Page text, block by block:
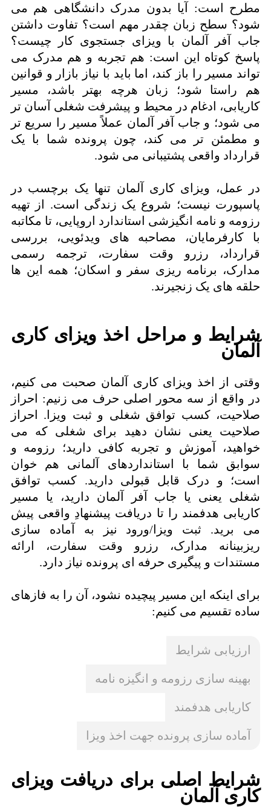
مطرح است: آیا بدون مدرک دانشگاهی هم می
شود؟ سطح زبان چقدر مهم است؟ تفاوت داشتن
جاب آفر آلمان با ویزای جستجوی کار چیست؟
پاسخ کوتاه این است: هم تجربه و هم مدرک می
تواند مسیر را باز کند، اما باید با نیاز بازار و قوانین
هم راستا شود؛ زبان هرچه بهتر باشد، مسیر
کاریابی، ادغام در محیط و پیشرفت شغلی آسان تر
می شود؛ و جاب آفر آلمان عملاً مسیر را سریع تر
و مطمئن تر می کند، چون پرونده شما با یک
قرارداد واقعی پشتیبانی می شود.
در عمل، ویزای کاری آلمان تنها یک برچسب در
پاسپورت نیست؛ شروع یک زندگی است. از تهیه
رزومه و نامه انگیزشی استاندارد اروپایی، تا مکاتبه
با کارفرمایان، مصاحبه های ویدئویی، بررسی
قرارداد، رزرو وقت سفارت، ترجمه رسمی
مدارک، برنامه ریزی سفر و اسکان؛ همه این ها
حلقه های یک زنجیرند.
شرایط و مراحل اخذ ویزای کاری
آلمان
وقتی از اخذ ویزای کاری آلمان صحبت می کنیم،
در واقع از سه محور اصلی حرف می زنیم: احراز
صلاحیت، کسب توافق شغلی و ثبت ویزا. احراز
صلاحیت یعنی نشان دهید برای شغلی که می
خواهید، آموزش و تجربه کافی دارید؛ رزومه و
سوابق شما با استانداردهای آلمانی هم خوان
است؛ و درک قابل قبولی دارید. کسب توافق
شغلی یعنی یا جاب آفر آلمان دارید، یا مسیر
کاریابی هدفمند را تا دریافت پیشنهادِ واقعی پیش
می برید. ثبت ویزا/ورود نیز به آماده سازی
ریزبینانه مدارک، رزرو وقت سفارت، ارائه
مستندات و پیگیری حرفه ای پرونده نیاز دارد.
برای اینکه این مسیر پیچیده نشود، آن را به فازهای
ساده تقسیم می کنیم:
ارزیابی شرایط
بهینه سازی رزومه و انگیزه نامه
کاریابی هدفمند
آماده سازی پرونده جهت اخذ ویزا
شرایط اصلی برای دریافت ویزای
کاری آلمان